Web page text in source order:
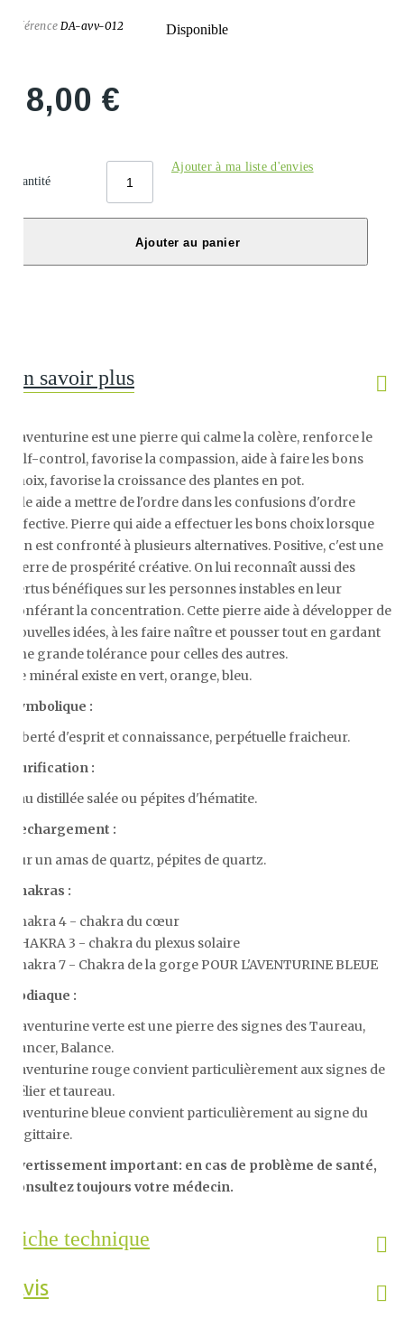
RéférenceDA-avv-012 Disponible
28,00 €
Quantité
Ajouter à ma liste d'envies
Ajouter au panier
En savoir plus
L'aventurine est une pierre qui calme la colère, renforce le
self-control, favorise la compassion, aide à faire les bons
choix, favorise la croissance des plantes en pot.
Elle aide a mettre de l'ordre dans les confusions d'ordre
affective. Pierre qui aide a effectuer les bons choix lorsque
l'on est confronté à plusieurs alternatives. Positive, c'est une
pierre de prospérité créative. On lui reconnaît aussi des
vertus bénéfiques sur les personnes instables en leur
conférant la concentration. Cette pierre aide à développer de
nouvelles idées, à les faire naître et pousser tout en gardant
une grande tolérance pour celles des autres.
Ce minéral existe en vert, orange, bleu.
Symbolique :
Liberté d'esprit et connaissance, perpétuelle fraicheur.
Purification :
Eau distillée salée ou pépites d'hématite.
Rechargement :
Sur un amas de quartz, pépites de quartz.
Chakras :
Chakra 4 - chakra du cœur
CHAKRA 3 - chakra du plexus solaire
Chakra 7 - Chakra de la gorge POUR L'AVENTURINE BLEUE
Zodiaque :
L’aventurine verte est une pierre des signes des Taureau,
Cancer, Balance.
L'aventurine rouge convient particulièrement aux signes de
bélier et taureau.
L'aventurine bleue convient particulièrement au signe du
agittaire.
Avertissement important: en cas de problème de santé,
consultez toujours votre médecin.
Fiche technique
Avis